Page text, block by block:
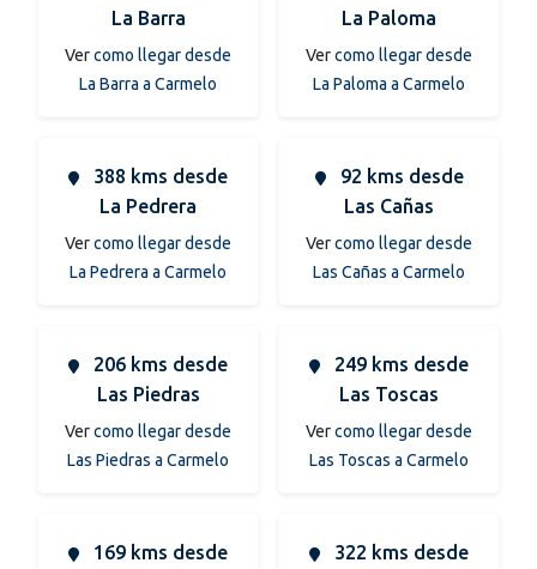
La Barra
Vercomo llegar desde
La Barra a Carmelo
La Paloma
Vercomo llegar desde
La Paloma a Carmelo
388 kms desde
La Pedrera
Vercomo llegar desde
La Pedrera a Carmelo
92 kms desde
Las Cañas
Vercomo llegar desde
Las Cañas a Carmelo
206 kms desde
Las Piedras
Vercomo llegar desde
Las Piedras a Carmelo
249 kms desde
Las Toscas
Vercomo llegar desde
Las Toscas a Carmelo
169 kms desde
322 kms desde